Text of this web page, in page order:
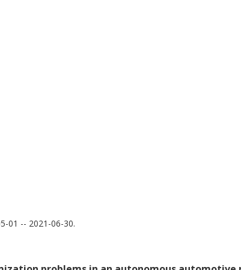
01 -- 2021-06-30.